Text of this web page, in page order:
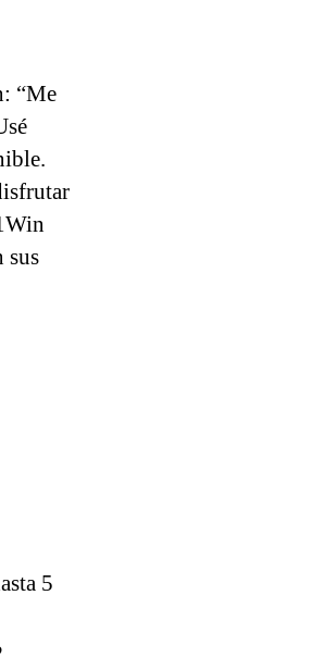
“Me
sus
5